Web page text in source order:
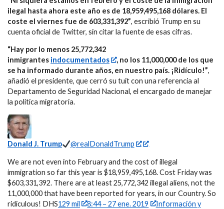
ilegal hasta ahora este año es de 18,959,495,168 dólares. El
coste el viernes fue de 603,331,392”, escribió Trump en su
cuenta oficial de Twitter, sin citar la fuente de esas cifras.
“Hay por lo menos 25,772,342
inmigrantes indocumentados
, no los 11,000,000 de los que
se ha informado durante años, en nuestro país. ¡Ridículo!”,
añadió el presidente, que cerró su tuit con una referencia al
Departamento de Seguridad Nacional, el encargado de manejar
la política migratoria.
Donald J. Trump @realDonaldTrump
We are not even into February and the cost of illegal
immigration so far this year is $18,959,495,168. Cost Friday was
$603,331,392. There are at least 25,772,342 illegal aliens, not the
11,000,000 that have been reported for years, in our Country. So
ridiculous! DHS129 mil 8:44 – 27 ene. 2019
Información y